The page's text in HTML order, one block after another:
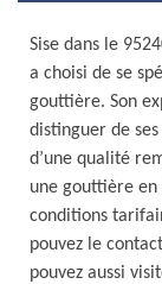
Sise dans le
a choisi de se
gouttière. Son
distinguer de
d’une qualité
une gouttière en
conditions
pouvez le
pouvez aussi